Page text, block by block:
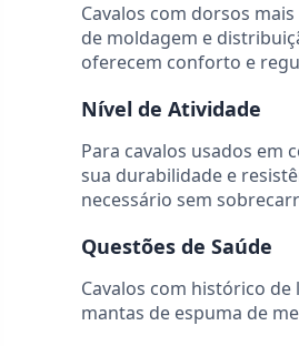
Cavalos com dorsos
de moldagem e
oferecem conforto e
Nível de Atividade
Para cavalos usados em
sua durabilidade e
necessário sem
Questões de Saúde
Cavalos com histórico
mantas de espuma de